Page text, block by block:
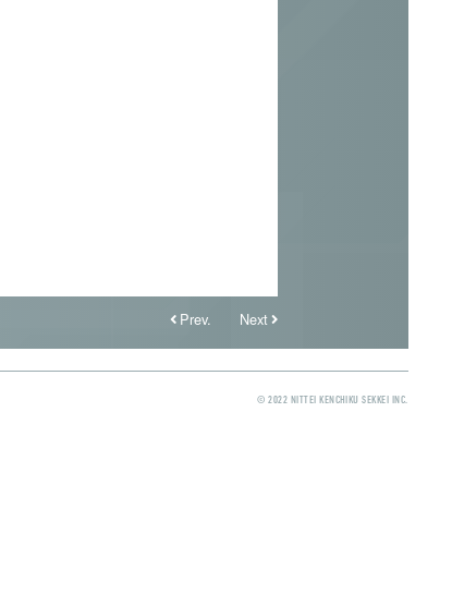
Prev. Next
© 2022 NITTEI KENCHIKU SEKKEI INC.